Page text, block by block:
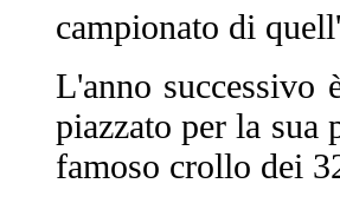
campionato di
L'anno successivo
piazzato per la sua
famoso crollo dei